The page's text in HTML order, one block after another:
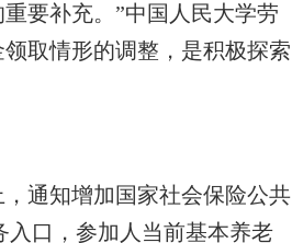
要补充。”中国人民大学劳
取情形的调整，是积极探索
通知增加国家社会保险公共
入口，参加人当前基本养老